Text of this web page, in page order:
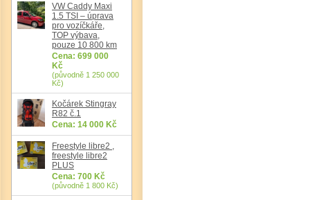
VW Caddy Maxi
1.5 TSI – úprava
pro vozíčkáře,
TOP výbava,
pouze 10 800 km
Cena: 699 000
Kč
(původně 1 250 000
Kč)
Kočárek Stingray
R82 č.1
Cena: 14 000 Kč
Freestyle libre2 ,
freestyle libre2
PLUS
Cena: 700 Kč
(původně 1 800 Kč)